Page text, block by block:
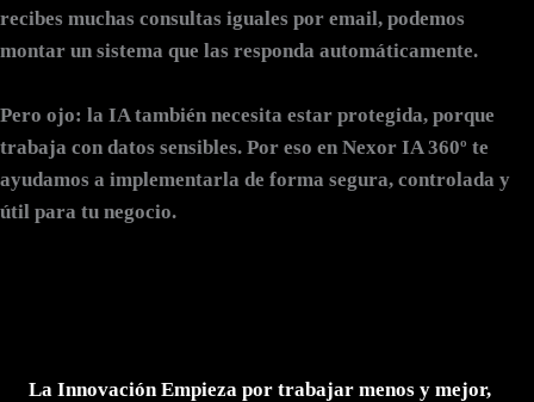
recibes muchas consultas iguales por email, podemos
montar un sistema que las responda automáticamente.
Pero ojo: la IA también necesita estar protegida, porque
trabaja con datos sensibles. Por eso en Nexor IA 360º te
ayudamos a implementarla de forma segura, controlada y
útil para tu negocio.
La Innovación Empieza por trabajar menos y mejor,